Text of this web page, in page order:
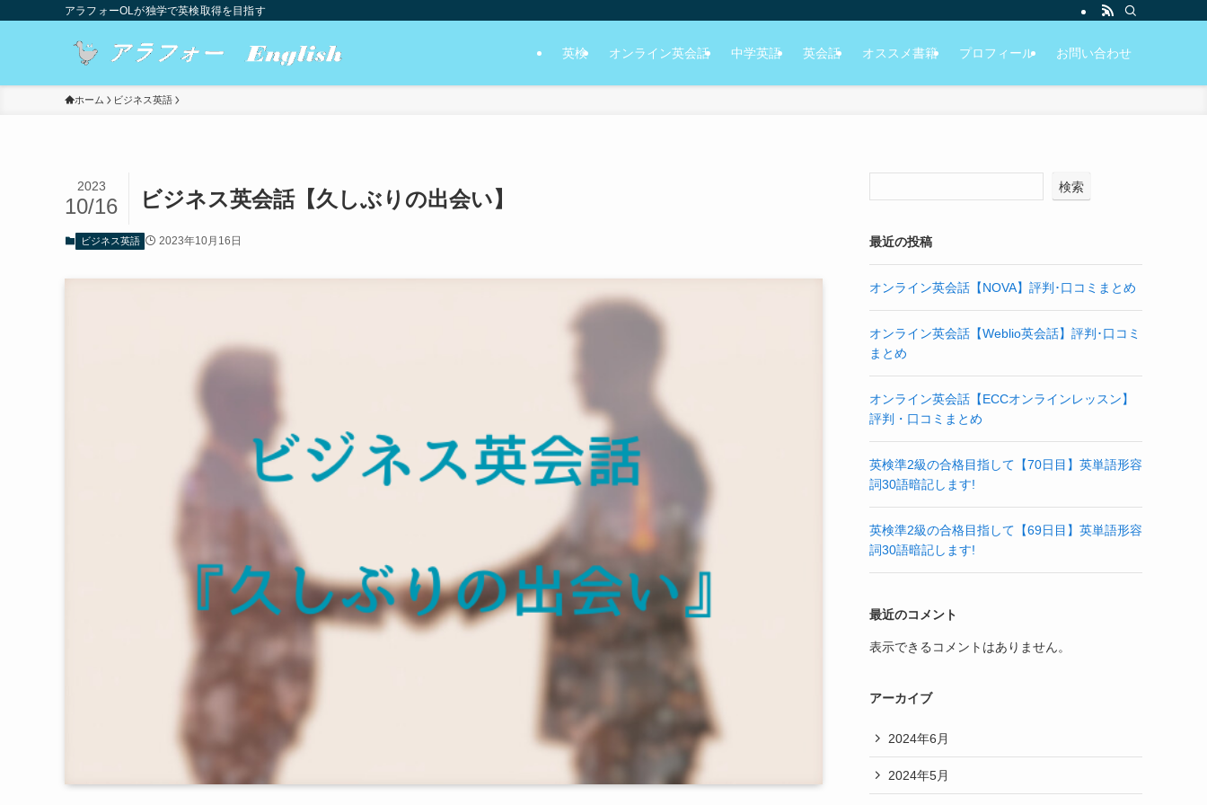
アラフォーOLが独学で英検取得を目指す
英検 オンライン英会話 中学英語 英会話 オススメ書籍 プロフィール お問い合わせ
ホーム ビジネス英語
ビジネス英会話【久しぶりの出会い】
2023
10/16
ビジネス英語 2023年10月16日
検索
最近の投稿
オンライン英会話【NOVA】評判･口コミまとめ
オンライン英会話【Weblio英会話】評判･口コミ
まとめ
オンライン英会話【ECCオンラインレッスン】
評判・口コミまとめ
英検準2級の合格目指して【70日目】英単語形容
詞30語暗記します!
英検準2級の合格目指して【69日目】英単語形容
詞30語暗記します!
最近のコメント
表示できるコメントはありません。
アーカイブ
2024年6月
2024年5月